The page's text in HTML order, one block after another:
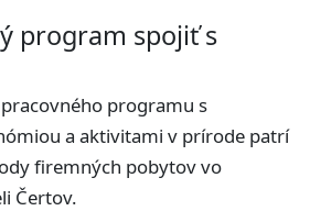
program spojiť s
programu s
a aktivitami v prírode patrí
firemných pobytov vo
Čertov.